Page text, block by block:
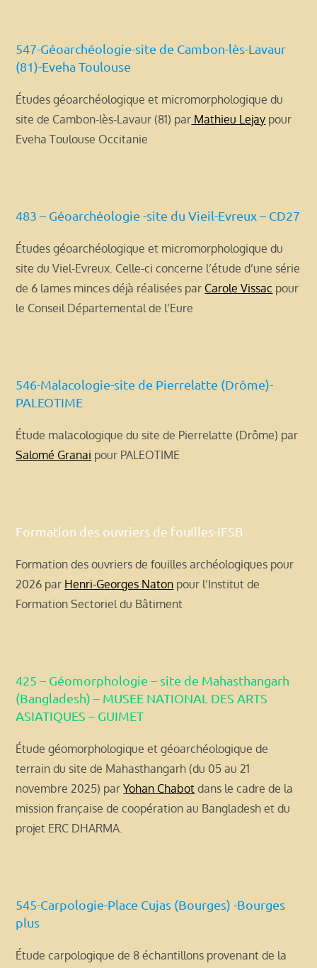
547-Géoarchéologie-site de Cambon-lès-Lavaur
(81)-Eveha Toulouse
Études géoarchéologique et micromorphologique du
site de Cambon-lès-Lavaur (81) par Mathieu Lejay pour
Eveha Toulouse Occitanie
483 – Géoarchéologie -site du Vieil-Evreux – CD27
Études géoarchéologique et micromorphologique du
site du Viel-Evreux. Celle-ci concerne l’étude d’une série
de 6 lames minces déjà réalisées par Carole Vissac pour
le Conseil Départemental de l’Eure
546-Malacologie-site de Pierrelatte (Drôme)-
PALEOTIME
Étude malacologique du site de Pierrelatte (Drôme) par
Salomé Granai pour PALEOTIME
Formation des ouvriers de fouilles-IFSB
Formation des ouvriers de fouilles archéologiques pour
2026 par Henri-Georges Naton pour l’Institut de
Formation Sectoriel du Bâtiment
425 – Géomorphologie – site de Mahasthangarh
(Bangladesh) – MUSEE NATIONAL DES ARTS
ASIATIQUES – GUIMET
Étude géomorphologique et géoarchéologique de
terrain du site de Mahasthangarh (du 05 au 21
novembre 2025) parYohan Chabot dans le cadre de la
mission française de coopération au Bangladesh et du
projet ERC DHARMA.
545-Carpologie-Place Cujas (Bourges) -Bourges
plus
Étude carpologique de 8 échantillons provenant de la